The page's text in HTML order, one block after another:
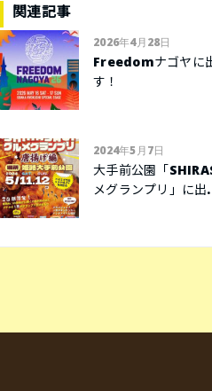
関連記事
2026年4月28日
Freedomナゴヤに
す！
2024年5月7日
大手前公園「
メグランプリ」に出